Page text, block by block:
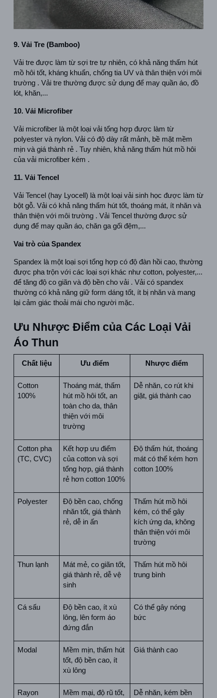
9. Vải Tre (Bamboo)
Vải tre được làm từ sợi tre tự nhiên, có khả năng thấm hút
mồ hôi tốt, kháng khuẩn, chống tia UV và thân thiện với môi
trường . Vải tre thường được sử dụng để may quần áo, đồ
lót, khăn,...
10. Vải Microfiber
Vải microfiber là một loại vải tổng hợp được làm từ
polyester và nylon. Vải có độ dày rất mảnh, bề mặt mềm
mịn và giá thành rẻ . Tuy nhiên, khả năng thấm hút mồ hôi
của vải microfiber kém .
11. Vải Tencel
Vải Tencel (hay Lyocell) là một loại vải sinh học được làm từ
bột gỗ. Vải có khả năng thấm hút tốt, thoáng mát, ít nhăn và
thân thiện với môi trường . Vải Tencel thường được sử
dụng để may quần áo, chăn ga gối đệm,...
Vai trò của Spandex
Spandex là một loại sợi tổng hợp có độ đàn hồi cao, thường
được pha trộn với các loại sợi khác như cotton, polyester,...
để tăng độ co giãn và độ bền cho vải . Vải có spandex
thường có khả năng giữ form dáng tốt, ít bị nhăn và mang
lại cảm giác thoải mái cho người mặc.
Ưu Nhược Điểm của Các Loại Vải
Áo Thun
Chất liệu Ưu điểm Nhược điểm
Cotton
100%
Thoáng mát, thấm
hút mồ hôi tốt, an
toàn cho da, thân
thiện với môi
trường
Dễ nhăn, co rút khi
giặt, giá thành cao
Cotton pha
(TC, CVC)
Kết hợp ưu điểm
của cotton và sợi
tổng hợp, giá thành
rẻ hơn cotton 100%
Độ thấm hút, thoáng
mát có thể kém hơn
cotton 100%
Polyester
Độ bền cao, chống
nhăn tốt, giá thành
rẻ, dễ in ấn
Thấm hút mồ hôi
kém, có thể gây
kích ứng da, không
thân thiện với môi
trường
Thun lạnh
Mát mẻ, co giãn tốt,
giá thành rẻ, dễ vệ
sinh
Thấm hút mồ hôi
trung bình
Cá sấu
Độ bền cao, ít xù
lông, lên form áo
đứng đắn
Có thể gây nóng
bức
Modal
Mềm mịn, thấm hút
tốt, độ bền cao, ít
xù lông
Giá thành cao
Rayon Mềm mại, độ rũ tốt, Dễ nhăn, kém bền